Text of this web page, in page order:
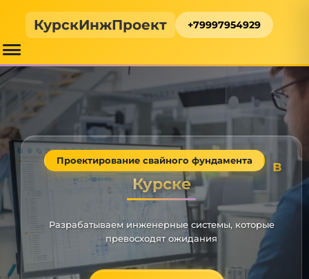
КурскИнжПроект +79997954929
Проектирование свайного фундамента
в
Курске
Разрабатываем инженерные системы, которые
превосходят ожидания